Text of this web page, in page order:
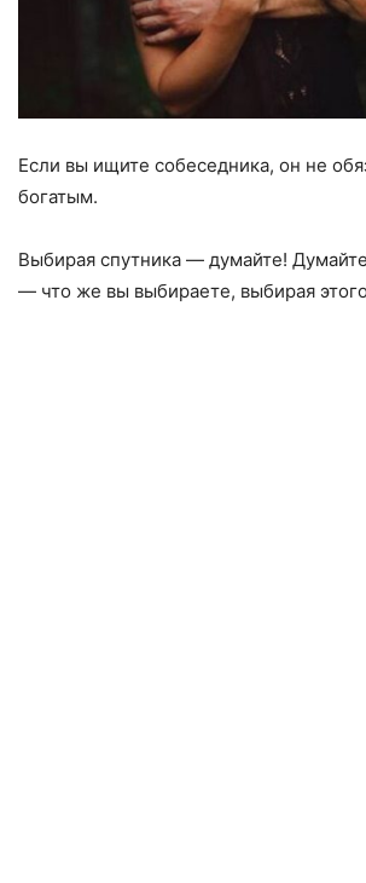
Если вы ищите собеседника, он не
богатым.
Выбирая спутника — думайте!
— что же вы выбираете, выбирая